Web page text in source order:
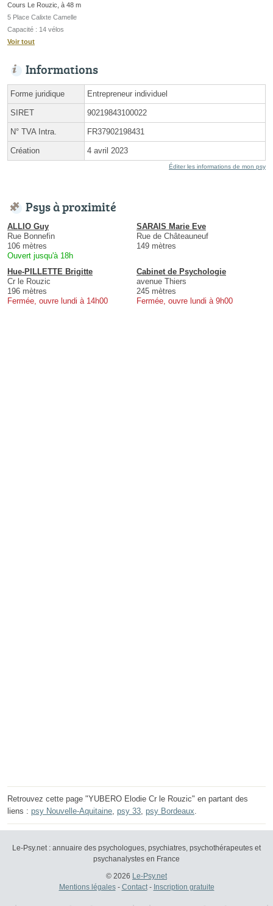
Cours Le Rouzic, à 48 m
5 Place Calixte Camelle
Capacité : 14 vélos
Voir tout
Informations
Forme juridique Entrepreneur individuel
SIRET 90219843100022
N° TVA Intra. FR37902198431
Création 4 avril 2023
Éditer les informations de mon psy
Psys à proximité
ALLIO Guy
Rue Bonnefin
106 mètres
Ouvert jusqu'à 18h
SARAIS Marie Eve
Rue de Châteauneuf
149 mètres
Hue-PILLETTE Brigitte
Cr le Rouzic
196 mètres
Fermée, ouvre lundi à 14h00
Cabinet de Psychologie
avenue Thiers
245 mètres
Fermée, ouvre lundi à 9h00
Retrouvez cette page "YUBERO Elodie Cr le Rouzic" en partant des
liens : psy Nouvelle-Aquitaine psy 33 psy Bordeaux
Le-Psy.net : annuaire des psychologues, psychiatres, psychothérapeutes et
psychanalystes en France
© 2026 Le-Psy.net
Mentions légales- Contact- Inscription gratuite